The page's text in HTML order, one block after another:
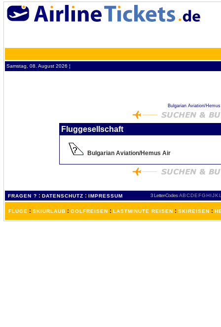
Samstag, 08. August 2026 ¦
Bulgarian Aviation/
Fluggesellschaft
Bulgarian Aviation/Hemus Air
FRAGEN ? : DATENSCHUTZ : IMPRESSUM 3 Letter-Codes ABCDEFGH IJKL
FLÜGE : SKIURLAUB : GOLFREISEN : LASTMINUTE REISEN : SKIREISEN :